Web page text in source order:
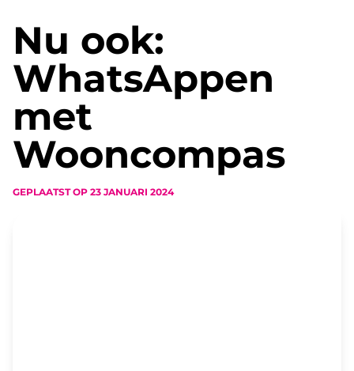
Nu ook:
WhatsAppen
met
Wooncompas
GEPLAATST OP 23 JANUARI 2024